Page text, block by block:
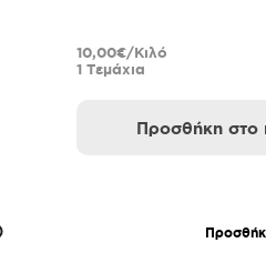
1 Τεμάχια
10,00€/Κιλό
Προσθήκη στο